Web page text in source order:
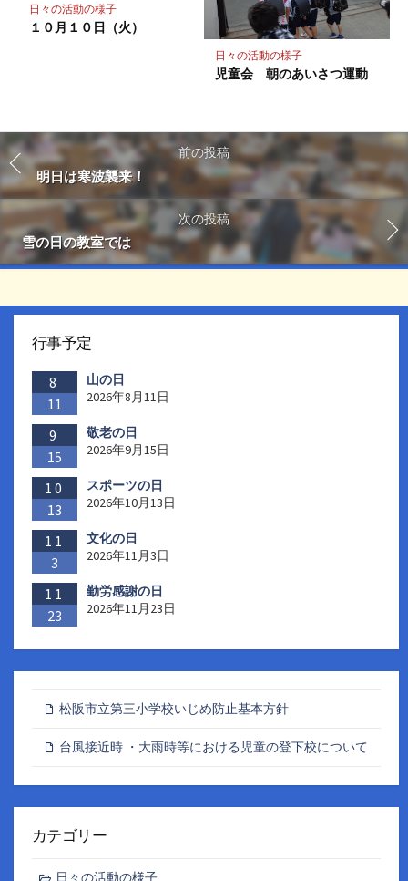
日々の活動の様子
１０月１０日（火）
日々の活動の様子
児童会 朝のあいさつ運動
前の投稿
明日は寒波襲来！
次の投稿
雪の日の教室では
行事予定
8
11
山の日
2026年8月11日
9
15
敬老の日
2026年9月15日
10
13
スポーツの日
2026年10月13日
11
3
文化の日
2026年11月3日
11
23
勤労感謝の日
2026年11月23日
松阪市立第三小学校いじめ防止基本方針
台風接近時 ・大雨時等における児童の登下校について
カテゴリー
日々の活動の様子